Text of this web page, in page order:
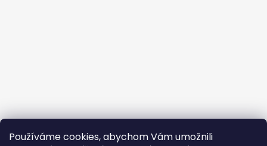
Používáme cookies, abychom Vám umožnili